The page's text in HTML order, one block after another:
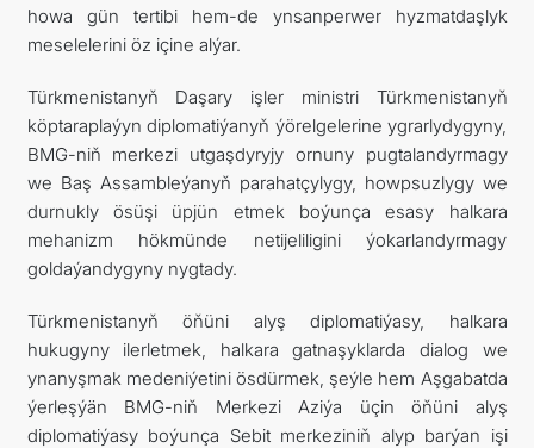
howa gün tertibi hem-de ynsanperwer hyzmatdaşlyk
meselelerini öz içine alýar.
Türkmenistanyň Daşary işler ministri Türkmenistanyň
köptaraplaýyn diplomatiýanyň ýörelgelerine ygrarlydygyny,
BMG-niň merkezi utgaşdyryjy ornuny pugtalandyrmagy
we Baş Assambleýanyň parahatçylygy, howpsuzlygy we
durnukly ösüşi üpjün etmek boýunça esasy halkara
mehanizm hökmünde netijeliligini ýokarlandyrmagy
goldaýandygyny nygtady.
Türkmenistanyň öňüni alyş diplomatiýasy, halkara
hukugyny ilerletmek, halkara gatnaşyklarda dialog we
ynanyşmak medeniýetini ösdürmek, şeýle hem Aşgabatda
ýerleşýän BMG-niň Merkezi Aziýa üçin öňüni alyş
diplomatiýasy boýunça Sebit merkeziniň alyp barýan işi